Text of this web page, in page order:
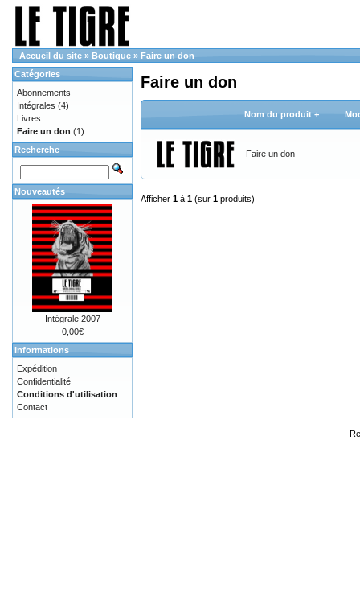
Accueil du site » Boutique » Faire un don
Faire un don
Nom du produit +
Faire un don
Afficher 1 à 1 (sur 1 produits)
Catégories
Abonnements
Intégrales (4)
Livres
Faire un don (1)
Recherche
Nouveautés
Intégrale 2007
0,00€
Informations
Expédition
Confidentialité
Conditions d'utilisation
Contact